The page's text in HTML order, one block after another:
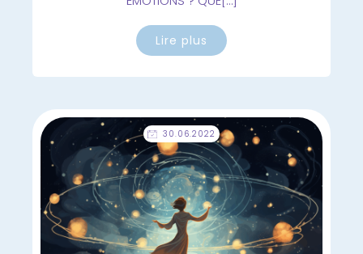
Lire plus
30.06.2022